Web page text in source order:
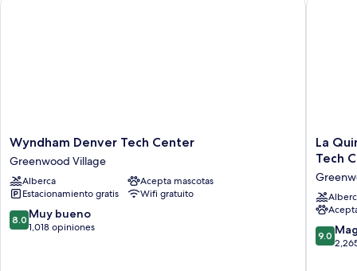
Wyndham
Denver
Tech
Center
Greenwood
Village
Wyndham Denver Tech Center
Greenwood Village
Alberca
Acepta mascotas
Estacionamiento gratis
Wifi gratuito
8.0
de
8.0 Muy bueno
1,018 opiniones
La
Quinta
&
Suites
by
Denver
La
Tech
9.0
de
9.0